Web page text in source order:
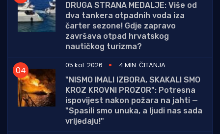
DRUGA STRANA MEDALJE: Više od
dva tankera otpadnih voda iza
čarter sezone! Gdje zapravo
završava otpad hrvatskog
nautičkog turizma?
05 kol. 2026
4 MIN. ČITANJA
"NISMO IMALI IZBORA, SKAKALI SMO
KROZ KROVNI PROZOR": Potresna
ispovijest nakon požara na jahti —
"Spasili smo unuka, a ljudi nas sada
vrijeđaju!"